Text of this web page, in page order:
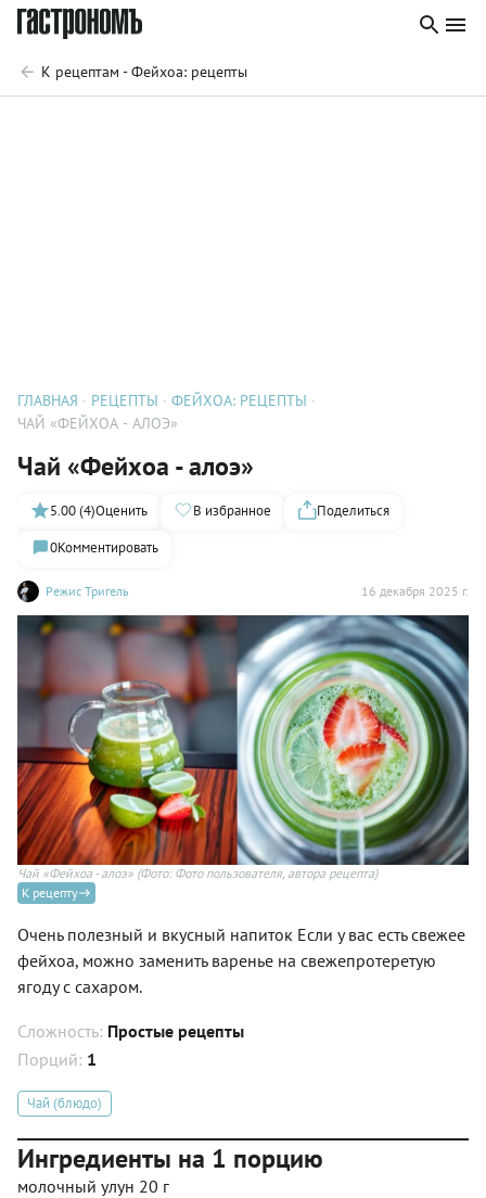
К рецептам - Фейхоа: рецепты
ГЛАВНАЯ РЕЦЕПТЫ
ФЕЙХОА: РЕЦЕПТЫ
ЧАЙ «ФЕЙХОА - АЛОЭ»
Чай «Фейхоа - алоэ»
Режис Тригель 16 декабря 2025 г.
5.00 (4)Оценить В избранное
Поделиться
0Комментировать
Чай «Фейхоа - алоэ» (Фото: Фото пользователя, автора рецепта)
К рецепту
Очень полезный и вкусный напиток Если у вас есть свежее
фейхоа, можно заменить варенье на свежепротеретую
ягоду с сахаром.
Сложность: Простые рецепты
Порций: 1
Чай (блюдо)
Ингредиенты на 1 порцию
молочный улун 20 г